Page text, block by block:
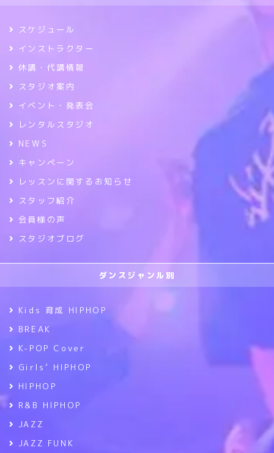
スケジュール
インストラクター
休講・代講情報
スタジオ案内
イベント・発表会
レンタルスタジオ
NEWS
キャンペーン
レッスンに関するお知らせ
スタッフ紹介
会員様の声
スタジオブログ
ダンスジャンル別
Kids 育成 HIPHOP
BREAK
K-POP Cover
Girls’ HIPHOP
HIPHOP
R&B HIPHOP
JAZZ
JAZZ FUNK